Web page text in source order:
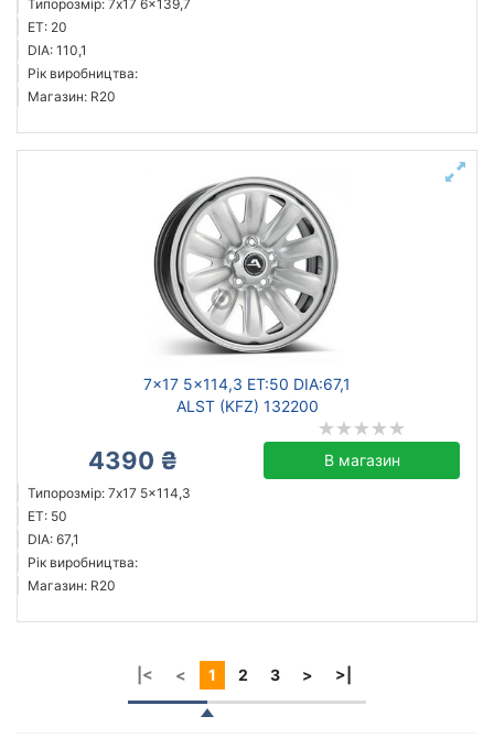
Типорозмір: 7x17 6x139,7
ET: 20
DIA: 110,1
Рік виробництва:
Магазин: R20
7x17 5x114,3 ET:50 DIA:67,1
ALST (KFZ) 132200
4390 ₴ В магазин
Типорозмір: 7x17 5x114,3
ET: 50
DIA: 67,1
Рік виробництва:
Магазин: R20
|< < 1 2 3 > >|